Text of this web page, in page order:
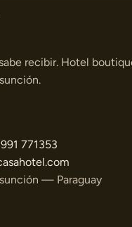
recibir. Hotel
771353
— Paraguay